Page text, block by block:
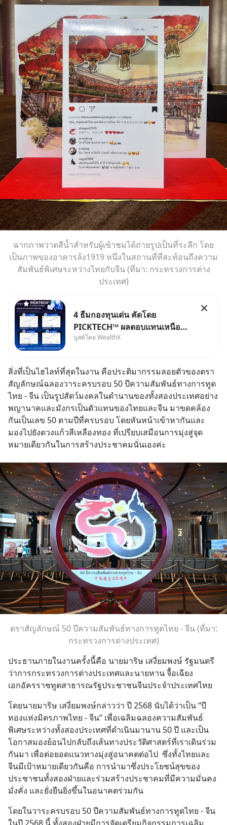
ฉากภาพวาดสีน้ำสำหรับผู้เข้าชมได้ถ่ายรูปเป็นที่ระลึก โดย
เป็นภาพของอาคารล้ง1919 หนึ่งในสถานที่ที่สะท้อนถึงความ
สัมพันธ์พิเศษระหว่างไทยกับจีน (ที่มา: กระทรวงการต่าง
ประเทศ)
4 ธีมกองทุนเด่น คัดโดย
PICKTECH™ ผลตอบแทนเหนือค่า
เฉลี่ยกลุ่ม ถ้าอยากค้นหากองทุนที่
ค้นหาข้อมูลและวิเคราะห์เองให้
เสียเวลา แค่ใช้ PICKTECH™ บน
แอป
บูสต์โดย WealthX
สิ่งที่เป็นไฮไลท์ที่สุดในงาน คือประติมากรรมลอยตัวของตรา
สัญลักษณ์ฉลองวาระครบรอบ 50 ปีความสัมพันธ์ทางการทูต
ไทย - จีน เป็นรูปสัตว์มงคลในตำนานของทั้งสองประเทศอย่าง
พญานาคและมังกรเป็นตัวแทนของไทยและจีน มาขดคล้อง
กันเป็นเลข 50 ตามปีที่ครบรอบ โดยหันหน้าเข้าหากันและ
มองไปยังดวงแก้วสีเหลืองทอง ที่เปรียบเสมือนการมุ่งสู่จุด
หมายเดียวกันในการสร้างประชาคมนั่นเองค่ะ
ตราสัญลักษณ์ 50 ปีความสัมพันธ์ทางการทูตไทย - จีน (ที่มา:
กระทรวงการต่างประเทศ)
ประธานภายในงานครั้งนี้คือ นายมาริษ เสงี่ยมพงษ์ รัฐมนตรี
ว่าการกระทรวงการต่างประเทศและนายหาน จื้อเฉียง
เอกอัครราชทูตสาธารณรัฐประชาชนจีนประจำประเทศไทย
โดยนายมาริษ เสงี่ยมพงษ์กล่าวว่า ปี 2568 นับได้ว่าเป็น “ปี
ทองแห่งมิตรภาพไทย - จีน” เพื่อเฉลิมฉลองความสัมพันธ์
พิเศษระหว่างทั้งสองประเทศที่ดำเนินมานาน 50 ปี และเป็น
โอกาสมองย้อนไปกลับถึงเส้นทางประวัติศาสตร์ที่เราเดินร่วม
กันมา เพื่อต่อยอดแนวทางมุ่งสู่อนาคตต่อไป  ซึ่งทั้งไทยและ
จีนมีเป้าหมายเดียวกันคือ การนำมาซึ่งประโยชน์สุขของ
ประชาชนทั้งสองฝ่ายและร่วมสร้างประชาคมที่มีความมั่นคง
มั่งคั่ง และยั่งยืนยิ่งขึ้นในอนาคตร่วมกัน
โดยในวาระครบรอบ 50 ปีความสัมพันธ์ทางการทูตไทย - จีน